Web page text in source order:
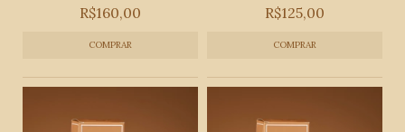
R$160,00 R$125,00